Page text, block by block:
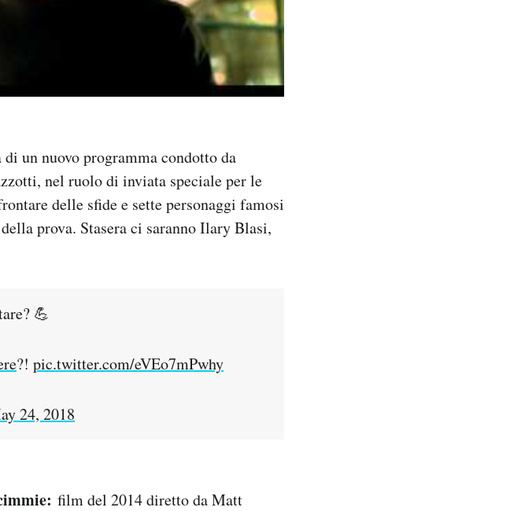
di un nuovo programma condotto da
nel ruolo di inviata speciale per le
delle sfide e sette personaggi famosi
prova. Stasera ci saranno Ilary Blasi,
💪
?! pic.twitter.com/eVEo7mPwhy
24, 2018
film del 2014 diretto da Matt